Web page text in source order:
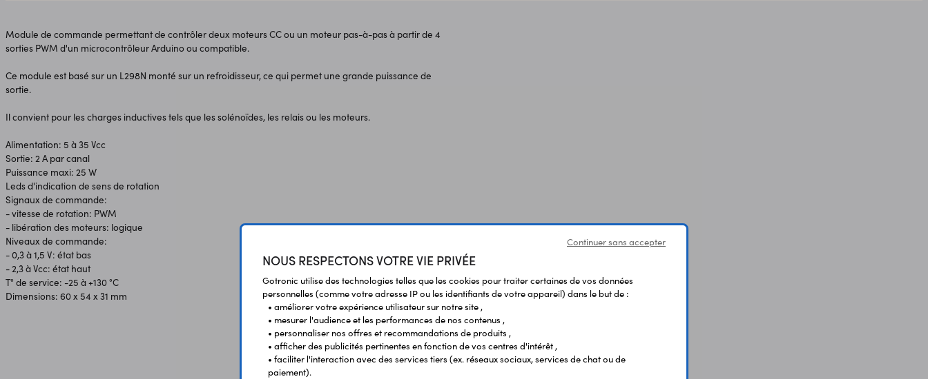
Module de commande permettant de contrôler deux moteurs CC ou un moteur pas-à-pas à partir de 4
sorties PWM d'un microcontrôleur Arduino ou compatible.
Ce module est basé sur un L298N monté sur un refroidisseur, ce qui permet une grande puissance de
sortie.
Il convient pour les charges inductives tels que les solénoïdes, les relais ou les moteurs.
Alimentation: 5 à 35 Vcc
Sortie: 2 A par canal
Puissance maxi: 25 W
Leds d'indication de sens de rotation
Signaux de commande:
- vitesse de rotation: PWM
- libération des moteurs: logique
Niveaux de commande:
- 0,3 à 1,5 V: état bas
- 2,3 à Vcc: état haut
T° de service: -25 à +130 °C
Dimensions: 60 x 54 x 31 mm
Continuer sans accepter
NOUS RESPECTONS VOTRE VIE PRIVÉE
Gotronic utilise des technologies telles que les cookies pour traiter certaines de vos données
personnelles (comme votre adresse IP ou les identifiants de votre appareil) dans le but de :
• améliorer votre expérience utilisateur sur notre site ,
• mesurer l'audience et les performances de nos contenus ,
• personnaliser nos offres et recommandations de produits ,
• afficher des publicités pertinentes en fonction de vos centres d'intérêt ,
• faciliter l'interaction avec des services tiers (ex. réseaux sociaux, services de chat ou de
paiement).